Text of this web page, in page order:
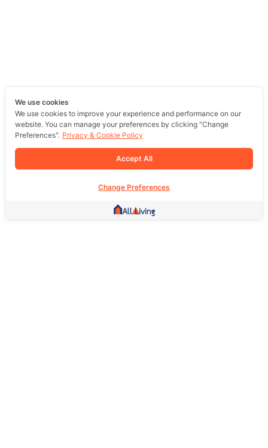
We use cookies
We use cookies to improve your experience and performance on our
website. You can manage your preferences by clicking "Change
Preferences". Privacy & Cookie Policy
Accept All
Change Preferences